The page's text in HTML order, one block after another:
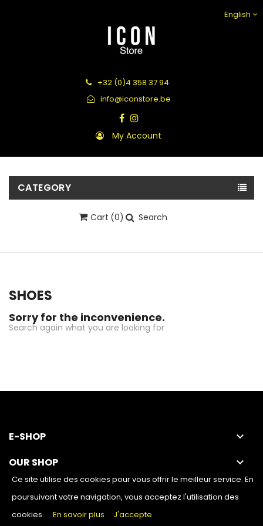
English
+32 (0)4 358 37 94
info@iconstore.be
My Account
CATEGORY
Cart (0) Search
SHOES
Sorry for the inconvenience.
Search again what you are looking for
E-SHOP keyboard_arrow_down
OUR SHOP keyboard_arrow_down
Ce site utilise des cookies pour vous offrir le meilleur service. En
poursuivant votre navigation, vous acceptez l'utilisation des
cookies.
En savoir plus J'accepte